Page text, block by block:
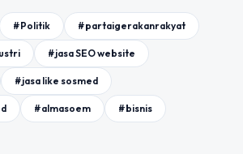
#Politik #partaigerakanrakyat
#jasa SEO website
#jasa like sosmed
#almasoem #bisnis